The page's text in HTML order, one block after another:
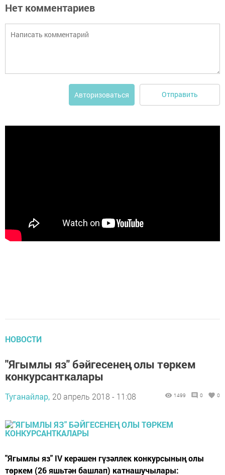
Нет комментариев
Авторизоваться Отправить
НОВОСТИ
"Ягымлы яз" бәйгесенең олы төркем
конкурсанткалары
Туганайлар, 20 апрель 2018 - 11:08 1499 0 0
"Ягымлы яз" IV керәшен гүзәллек конкурсының олы
төркем (26 яшьтән башлап) катнашучылары: